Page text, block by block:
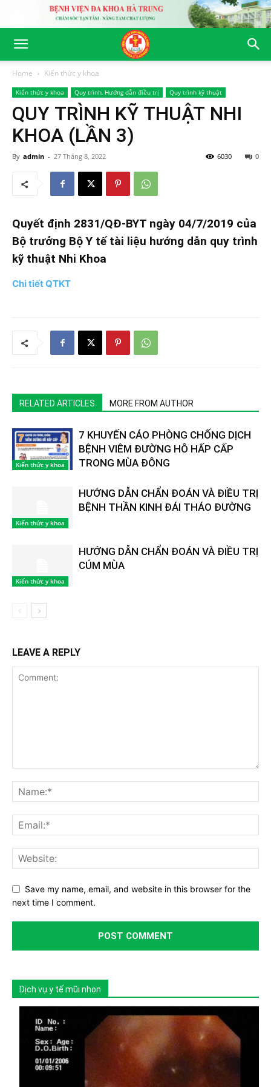
Home Kiến thức y khoa
Kiến thức y khoa Quy trình, Hướng dẫn điều trị Quy trình kỹ thuật
QUY TRÌNH KỸ THUẬT NHI
KHOA (LẦN 3)
By admin - 27 Tháng 8, 2022 0
6030
Quyết định 2831/QĐ-BYT ngày 04/7/2019 của
Bộ trưởng Bộ Y tế tài liệu hướng dẫn quy trình
kỹ thuật Nhi Khoa
Chi tiết QTKT
RELATED ARTICLES MORE FROM AUTHOR
Kiến thức y khoa
7 KHUYẾN CÁO PHÒNG CHỐNG DỊCH
BỆNH VIÊM ĐƯỜNG HÔ HẤP CẤP
TRONG MÙA ĐÔNG
Kiến thức y khoa
HƯỚNG DẪN CHẨN ĐOÁN VÀ ĐIỀU TRỊ
BỆNH THẦN KINH ĐÁI THÁO ĐƯỜNG
Kiến thức y khoa
HƯỚNG DẪN CHẨN ĐOÁN VÀ ĐIỀU TRỊ
CÚM MÙA
LEAVE A REPLY
Save my name, email, and website in this browser for the
next time I comment.
Dịch vụ y tế mũi nhọn